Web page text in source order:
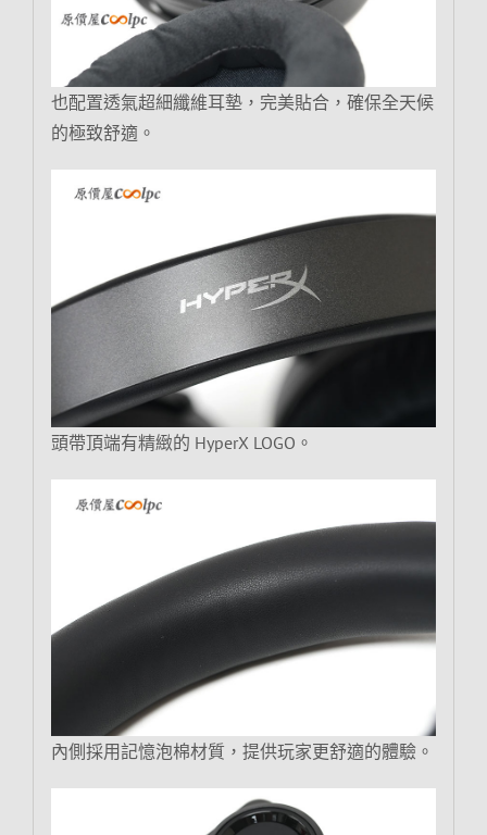
也配置透氣超細纖維耳墊，完美貼合，確保全天候
的極致舒適。
頭帶頂端有精緻的 HyperX LOGO。
內側採用記憶泡棉材質，提供玩家更舒適的體驗。